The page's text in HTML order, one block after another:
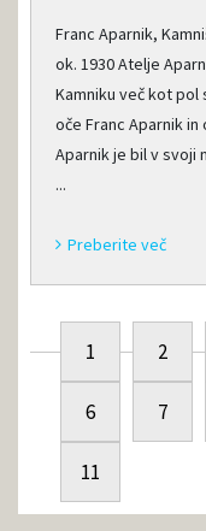
Franc Aparnik,
ok. 1930 Atelje
Kamniku več kot pol
oče Franc Aparnik in
Aparnik je bil v svoji
...
Preberite več
1 2
6 7
11